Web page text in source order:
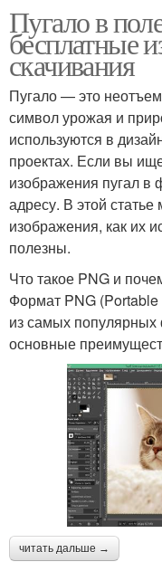
Пугало в
бесплатные
скачивания
Пугало — это
символ урожая и
используются в
проектах. Если вы
изображения пугал в
адресу. В этой
изображения, как их
полезны.
Что такое PNG и
Формат PNG
из самых
основные
читать дальше →